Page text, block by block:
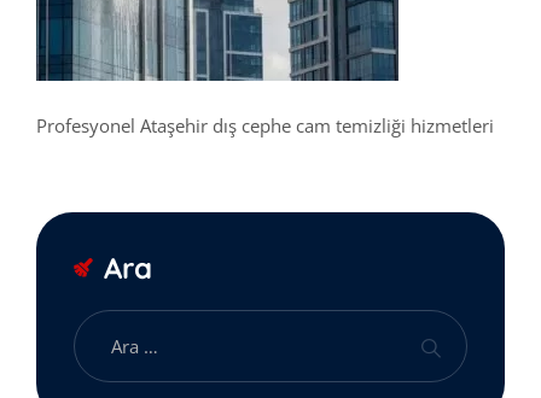
Profesyonel Ataşehir dış cephe cam temizliği hizmetleri
Ara